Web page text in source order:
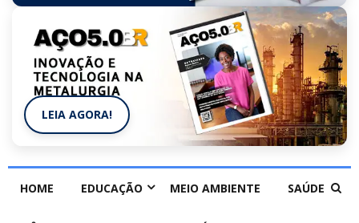
LEIA AGORA!
HOME EDUCAÇÃO MEIO AMBIENTE SAÚDE